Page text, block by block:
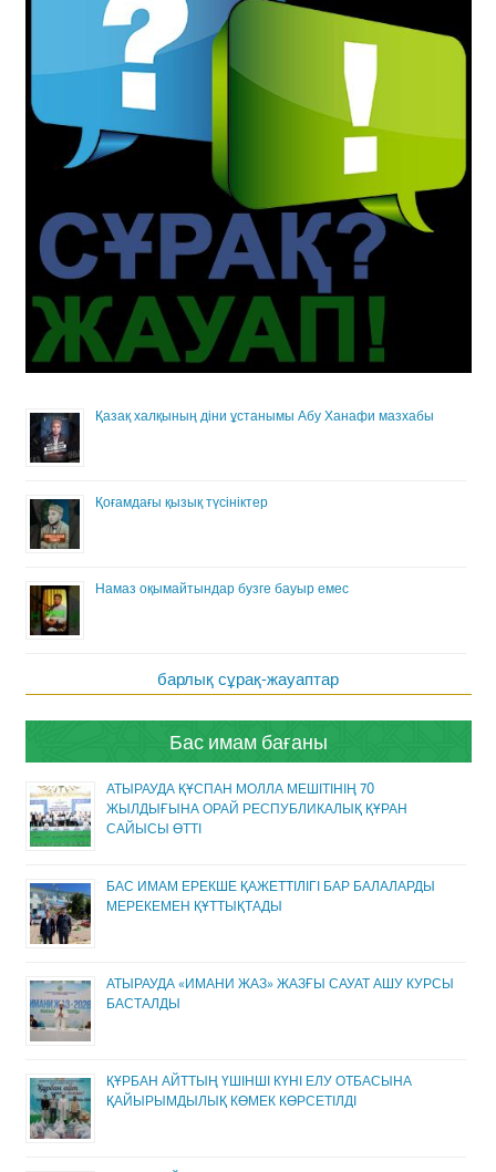
Қазақ халқының діни ұстанымы Абу Ханафи мазхабы
Қоғамдағы қызық түсініктер
Намаз оқымайтындар бузге бауыр емес
барлық сұрақ-жауаптар
Бас имам бағаны
АТЫРАУДА ҚҰСПАН МОЛЛА МЕШІТІНІҢ 70
ЖЫЛДЫҒЫНА ОРАЙ РЕСПУБЛИКАЛЫҚ ҚҰРАН
САЙЫСЫ ӨТТІ
БАС ИМАМ ЕРЕКШЕ ҚАЖЕТТІЛІГІ БАР БАЛАЛАРДЫ
МЕРЕКЕМЕН ҚҰТТЫҚТАДЫ
АТЫРАУДА «ИМАНИ ЖАЗ» ЖАЗҒЫ САУАТ АШУ КУРСЫ
БАСТАЛДЫ
ҚҰРБАН АЙТТЫҢ ҮШІНШІ КҮНІ ЕЛУ ОТБАСЫНА
ҚАЙЫРЫМДЫЛЫҚ КӨМЕК КӨРСЕТІЛДІ